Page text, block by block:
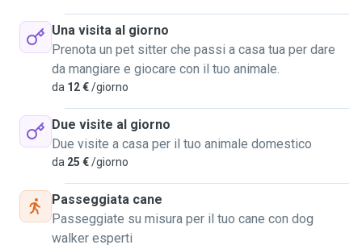
apposite, per almeno 1 oretta. In caso fosse necessario
sono disponibile a fare loro il bagnetto o comprare
qualsiasi gioco/ accessorio/ farmaco di cui avessero
bisogno, se richiesto ovviamente.
Una visita al giorno
Prenota un pet sitter che passi a casa tua per dare
da mangiare e giocare con il tuo animale.
da 12 €/giorno
Due visite al giorno
Due visite a casa per il tuo animale domestico
da 25 €/giorno
Passeggiata cane
Passeggiate su misura per il tuo cane con dog
walker esperti